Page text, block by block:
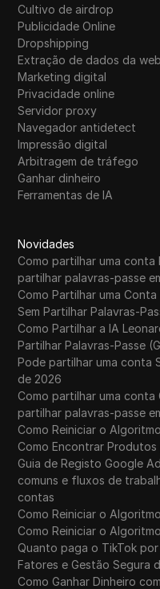
Wayfair
WebMoney
WeChat
Western Union
WhatsApp Business
Wish
Yahoo Gemini
YouTube Premium
Zalando
Zelle
Cultivo de airdrop
Publicidade Online
Dropshipping
Extração de dados da web
Marketing digital
Privacidade online
Servidor proxy
Navegador antidetect
Impressão digital
Arbitragem de tráfego
Ganhar dinheiro
Ferramentas de IA
Novidades
Como partilhar uma conta
partilhar palavras-passe
Como Partilhar uma
Sem Partilhar Palavras-
Como Partilhar a IA
Partilhar Palavras-Passe
Pode partilhar uma conta
de 2026
Como partilhar uma conta
partilhar palavras-passe
Como Reiniciar o
Como Encontrar
Guia de Registo Google
comuns e fluxos de
contas
Como Reiniciar o
Como Reiniciar o
Quanto paga o TikTok por
Fatores e Gestão Segura
Como Ganhar Dinheiro